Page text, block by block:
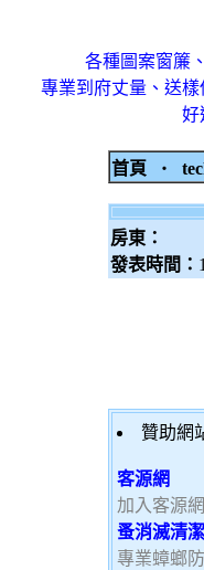
各種圖案窗簾
專業到府丈量、送
好
首頁 ‧
房東：
發表時間：
贊助
客源網
加入客源
蚤消滅清
專業蟑螂